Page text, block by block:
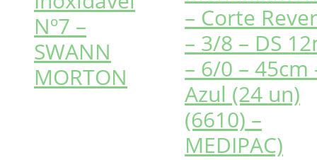
Nº7 –
SWANN
MORTON
– Corte
– 3/8 – DS
– 6/0 – 45cm
Azul (24 un)
(6610) –
MEDIPAC)